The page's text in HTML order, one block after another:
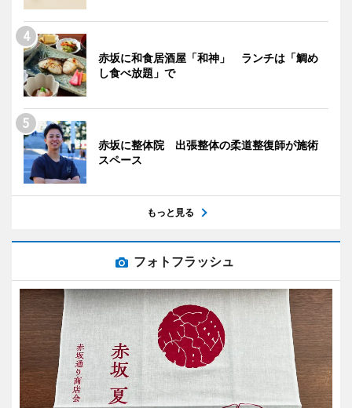
赤坂に和食居酒屋「和神」 ランチは「鯛め
し食べ放題」で
赤坂に整体院 出張整体の柔道整復師が施術
スペース
もっと見る
フォトフラッシュ